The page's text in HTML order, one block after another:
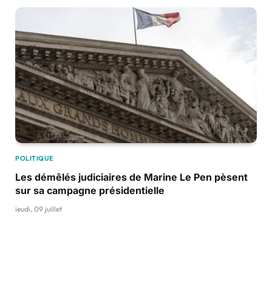
POLITIQUE
Les démêlés judiciaires de Marine Le Pen pèsent
sur sa campagne présidentielle
jeudi, 09 juillet